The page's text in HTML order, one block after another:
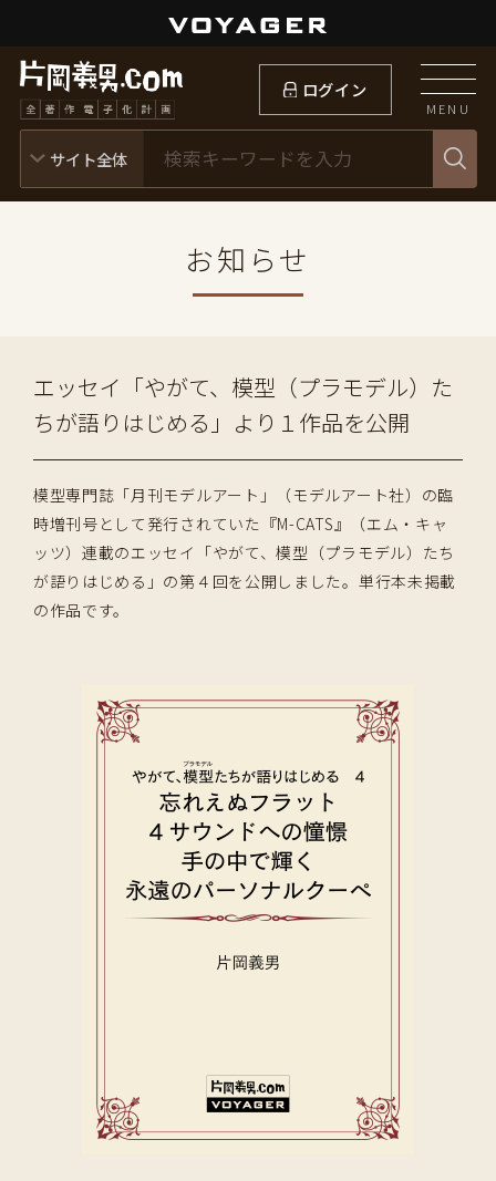
ログイン
MENU
お知らせ
エッセイ「やがて、模型（プラモデル）た
ちが語りはじめる」より１作品を公開
模型専門誌「月刊モデルアート」（モデルアート社）の臨
時増刊号として発行されていた『M-CATS』（エム・キャ
ッツ）連載のエッセイ「やがて、模型（プラモデル）たち
が語りはじめる」の第４回を公開しました。単行本未掲載
の作品です。